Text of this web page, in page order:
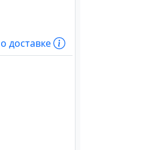
доставке